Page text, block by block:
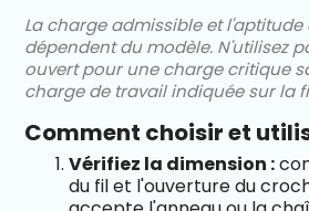
La charge admissible et l'aptitude
dépendent du modèle. N'utilisez
ouvert pour une charge critique
charge de travail indiquée sur la
Comment choisir et
Vérifiez la dimension :
du fil et l'ouverture du